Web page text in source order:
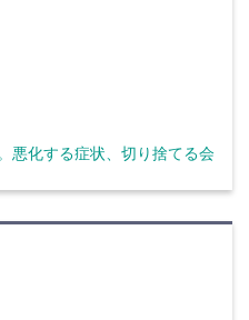
悪化する症状、切り捨てる会